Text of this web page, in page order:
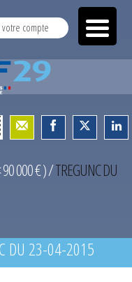
votre compte
90 000 € )/TREGUNC DU
DU 23-04-2015